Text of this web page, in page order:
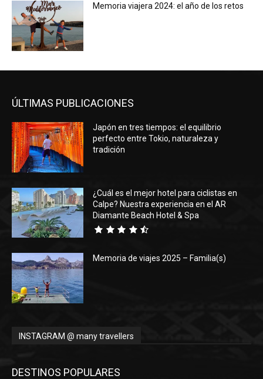
Memoria viajera 2024: el año de los retos
ÚLTIMAS PUBLICACIONES
Japón en tres tiempos: el equilibrio
perfecto entre Tokio, naturaleza y
tradición
¿Cuál es el mejor hotel para ciclistas en
Calpe? Nuestra experiencia en el AR
Diamante Beach Hotel & Spa
Memoria de viajes 2025 – Familia(s)
INSTAGRAM @ many travellers
DESTINOS POPULARES